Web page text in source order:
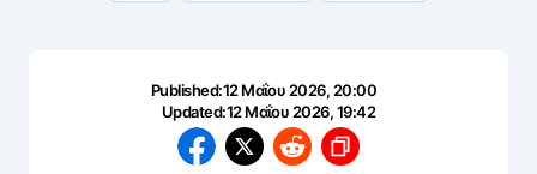
Published:12 Μαΐου 2026, 20:00
Updated:12 Μαΐου 2026, 19:42